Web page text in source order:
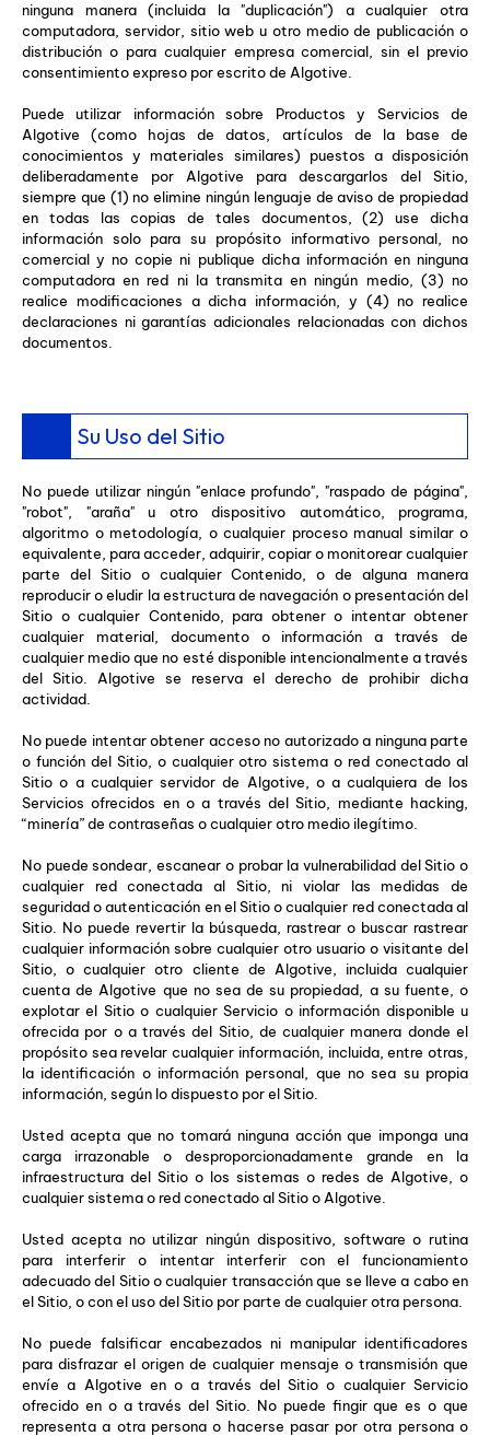
ninguna manera (incluida la "duplicación") a cualquier otra
computadora, servidor, sitio web u otro medio de publicación o
distribución o para cualquier empresa comercial, sin el previo
consentimiento expreso por escrito de Algotive.
Puede utilizar información sobre Productos y Servicios de
Algotive (como hojas de datos, artículos de la base de
conocimientos y materiales similares) puestos a disposición
deliberadamente por Algotive para descargarlos del Sitio,
siempre que (1) no elimine ningún lenguaje de aviso de propiedad
en todas las copias de tales documentos, (2) use dicha
información solo para su propósito informativo personal, no
comercial y no copie ni publique dicha información en ninguna
computadora en red ni la transmita en ningún medio, (3) no
realice modificaciones a dicha información, y (4) no realice
declaraciones ni garantías adicionales relacionadas con dichos
documentos.
Su Uso del Sitio
No puede utilizar ningún "enlace profundo", "raspado de página",
"robot", "araña" u otro dispositivo automático, programa,
algoritmo o metodología, o cualquier proceso manual similar o
equivalente, para acceder, adquirir, copiar o monitorear cualquier
parte del Sitio o cualquier Contenido, o de alguna manera
reproducir o eludir la estructura de navegación o presentación del
Sitio o cualquier Contenido, para obtener o intentar obtener
cualquier material, documento o información a través de
cualquier medio que no esté disponible intencionalmente a través
del Sitio. Algotive se reserva el derecho de prohibir dicha
actividad.
No puede intentar obtener acceso no autorizado a ninguna parte
o función del Sitio, o cualquier otro sistema o red conectado al
Sitio o a cualquier servidor de Algotive, o a cualquiera de los
Servicios ofrecidos en o a través del Sitio, mediante hacking,
“minería” de contraseñas o cualquier otro medio ilegítimo.
No puede sondear, escanear o probar la vulnerabilidad del Sitio o
cualquier red conectada al Sitio, ni violar las medidas de
seguridad o autenticación en el Sitio o cualquier red conectada al
Sitio. No puede revertir la búsqueda, rastrear o buscar rastrear
cualquier información sobre cualquier otro usuario o visitante del
Sitio, o cualquier otro cliente de Algotive, incluida cualquier
cuenta de Algotive que no sea de su propiedad, a su fuente, o
explotar el Sitio o cualquier Servicio o información disponible u
ofrecida por o a través del Sitio, de cualquier manera donde el
propósito sea revelar cualquier información, incluida, entre otras,
la identificación o información personal, que no sea su propia
información, según lo dispuesto por el Sitio.
Usted acepta que no tomará ninguna acción que imponga una
carga irrazonable o desproporcionadamente grande en la
infraestructura del Sitio o los sistemas o redes de Algotive, o
cualquier sistema o red conectado al Sitio o Algotive.
Usted acepta no utilizar ningún dispositivo, software o rutina
para interferir o intentar interferir con el funcionamiento
adecuado del Sitio o cualquier transacción que se lleve a cabo en
el Sitio, o con el uso del Sitio por parte de cualquier otra persona.
No puede falsificar encabezados ni manipular identificadores
para disfrazar el origen de cualquier mensaje o transmisión que
envíe a Algotive en o a través del Sitio o cualquier Servicio
ofrecido en o a través del Sitio. No puede fingir que es o que
representa a otra persona o hacerse pasar por otra persona o